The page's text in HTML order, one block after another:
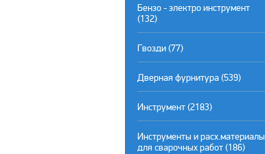
Бензо - электро инструмент
(132)
Гвозди (77)
Дверная фурнитура (539)
Инструмент (2183)
Инструменты и расх.материалы
для сварочных работ (186)